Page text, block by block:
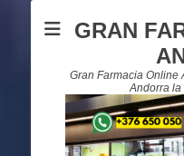
GRAN
Gran Farmacia Online
Andorra la